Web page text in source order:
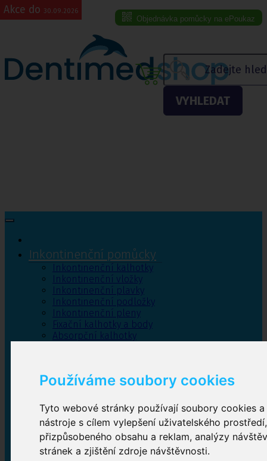
Používáme soubory cookies
Tyto webové stránky používají soubory cookies
nástroje s cílem vylepšení uživatelského
přizpůsobeného obsahu a reklam, analýzy
stránek a zjištění zdroje návštěvnosti.
Objednávka pomůcky na ePoukaz
VYHLEDAT
Inkontinenční pomůcky
Inkontinenční kalhotky
Inkontinenční vložky
Inkontinenční plavky
Inkontinenční podložky
Inkontinenční pleny
Fixační kalhotky a body
Absorpční kalhotky
Inkontinenční kalhotky
Plenkové kalhotky navlékací,Plenkové kalhotky
zalepovací,Inkontinenční kalhotky dámské
Akce do 30.09.2026